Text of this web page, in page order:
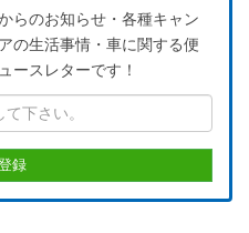
らのお知らせ・各種キャン
の生活事情・車に関する便
ースレターです！